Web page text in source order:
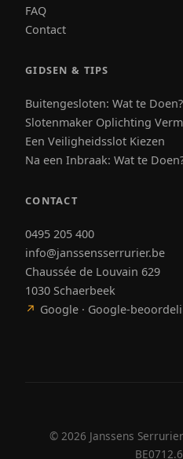
FAQ
Contact
GIDSEN & TIPS
Buitengesloten: Wat te Doen?
Slotenmaker Oplichting
Een Veiligheidsslot Kiezen
Na een Inbraak: Wat te
CONTACT
0495 205 400
info@janssensserrurier.be
Chaussée de Louvain 629
1030 Schaerbeek
↗ Google · Google-
© 2026 Janssens Serrurier